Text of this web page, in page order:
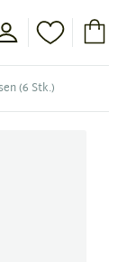
(6 Stk.)